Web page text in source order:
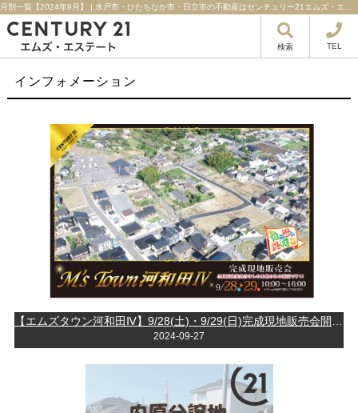
検索 TEL
インフォメーション
【エムズタウン河和田Ⅳ】9/28(土)・9/29(日)完成現地販売会開催！！建築条件なし開発分譲地新登場♩
2024-09-27